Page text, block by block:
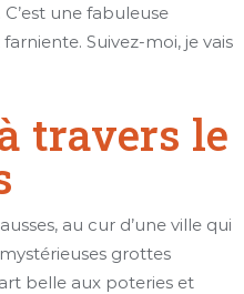
une fabuleuse
Suivez-moi, je vais
travers le
au cur d’une ville qui
grottes
belle aux poteries et